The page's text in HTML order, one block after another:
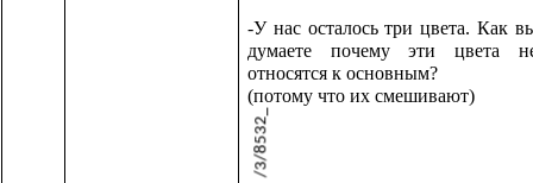
-У нас осталось три цвета. Как
думаете почему эти цвета
относятся к основным?
(потому что их смешивают)